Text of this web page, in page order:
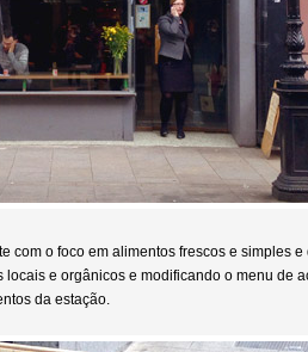
com o foco em alimentos frescos e simples e
e orgânicos e modificando o menu de
da estação.